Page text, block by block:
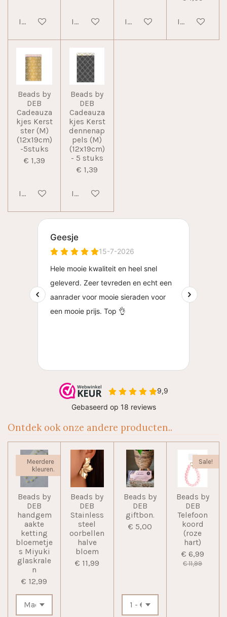
In winkelwagenIn winkelwagenIn winkelwagenIn
Beads by
DEB
Cadeauza
kjes Kerst
ster (M)
(12x19cm)
-5stuks
€ 1,39
In winkelwagen
Beads by
DEB
Cadeauza
kjes Kerst
dennenap
pels (M)
(12x19cm)
- 5 stuks
€ 1,39
In winkelwagen
Ontdek ook onze andere producten..
Meerdere
kleuren.
Beads by
DEB
handgem
aakte
ketting
bloemetje
s Miyuki
glaskrale
n
€ 12,99
Beads by
DEB
Stainless
steel
oorbellen
halve
bloem
€ 11,99
Beads by
DEB
giftbon.
€ 5,00
Sale!
Beads by
DEB
Telefoon
koord
(roze
hart)
€ 6,99
€ 11,99